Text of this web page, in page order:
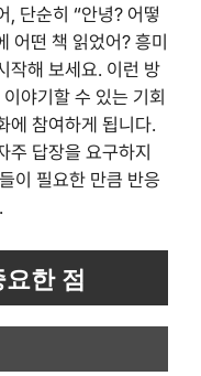
, 단순히 “안녕? 어떻
어떤 책 읽었어? 흥미
작해 보세요. 이런 방
야기할 수 있는 기회
에 참여하게 됩니다.
주 답장을 요구하지
이 필요한 만큼 반응
한 점